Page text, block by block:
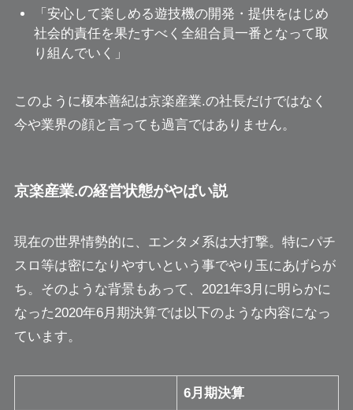
「安心して楽しめる遊技機の開発・提供をはじめ
社会的責任を果たすべく全組合員一番となって取
り組んでいく」
このように榎本善紀は京楽産業.の社長だけではなく
今や業界の顔と言っても過言ではありません。
京楽産業.の経営状態がやばい説
現在の世界情勢的に、エンタメ系は大打撃。特にパチ
スロ等は密になりやすいという事でやり玉にあげらが
ち。そのような背景もあって、2021年3月に明らかに
なった2020年6月期決算では以下のような内容になっ
ています。
6月期決算